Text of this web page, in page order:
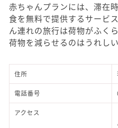
赤ちゃんプランには、滞在
食を無料で提供するサービ
ん連れの旅行は荷物がふく
荷物を減らせるのはうれしい
住所
電話番号
アクセス